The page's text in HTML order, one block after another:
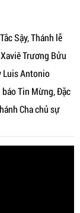
Sậy, Thánh lễ
Trương Bửu
Luis Antonio
Tin Mừng, Đặc
Cha chủ sự